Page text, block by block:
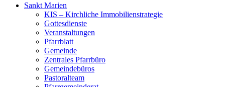
Sankt Marien
KIS – Kirchliche Immobilienstrategie
Gottesdienste
Veranstaltungen
Pfarrblatt
Gemeinde
Zentrales Pfarrbüro
Gemeindebüros
Pastoralteam